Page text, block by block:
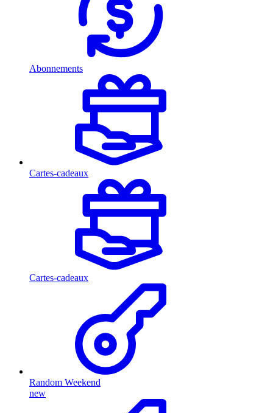
Abonnements
Cartes-cadeaux
Cartes-cadeaux
Random Weekend
new